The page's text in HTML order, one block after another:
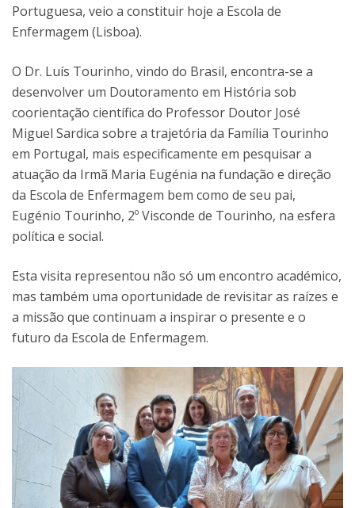
Portuguesa, veio a constituir hoje a Escola de
Enfermagem (Lisboa).
O Dr. Luís Tourinho, vindo do Brasil, encontra-se a
desenvolver um Doutoramento em História sob
coorientação científica do Professor Doutor José
Miguel Sardica sobre a trajetória da Família Tourinho
em Portugal, mais especificamente em pesquisar a
atuação da Irmã Maria Eugénia na fundação e direção
da Escola de Enfermagem bem como de seu pai,
Eugénio Tourinho, 2º Visconde de Tourinho, na esfera
política e social.
Esta visita representou não só um encontro académico,
mas também uma oportunidade de revisitar as raízes e
a missão que continuam a inspirar o presente e o
futuro da Escola de Enfermagem.